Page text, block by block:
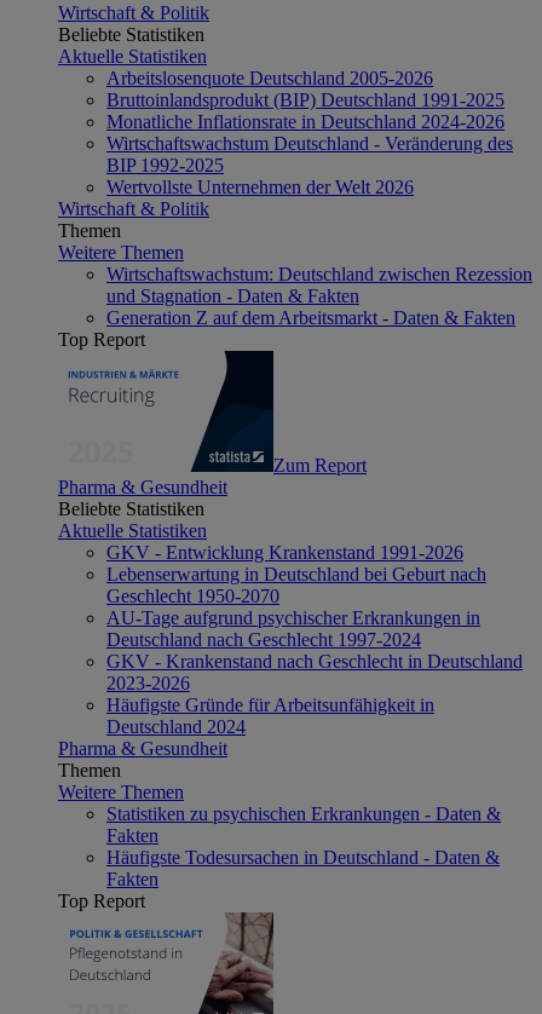
Wirtschaft & Politik
Beliebte Statistiken
Aktuelle Statistiken
Arbeitslosenquote Deutschland 2005-2026
Bruttoinlandsprodukt (BIP) Deutschland 1991-2025
Monatliche Inflationsrate in Deutschland 2024-2026
Wirtschaftswachstum Deutschland - Veränderung des
BIP 1992-2025
Wertvollste Unternehmen der Welt 2026
Wirtschaft & Politik
Themen
Weitere Themen
Wirtschaftswachstum: Deutschland zwischen Rezession
und Stagnation - Daten & Fakten
Generation Z auf dem Arbeitsmarkt - Daten & Fakten
Top Report
Zum Report
Pharma & Gesundheit
Beliebte Statistiken
Aktuelle Statistiken
GKV - Entwicklung Krankenstand 1991-2026
Lebenserwartung in Deutschland bei Geburt nach
Geschlecht 1950-2070
AU-Tage aufgrund psychischer Erkrankungen in
Deutschland nach Geschlecht 1997-2024
GKV - Krankenstand nach Geschlecht in Deutschland
2023-2026
Häufigste Gründe für Arbeitsunfähigkeit in
Deutschland 2024
Pharma & Gesundheit
Themen
Weitere Themen
Statistiken zu psychischen Erkrankungen - Daten &
Fakten
Häufigste Todesursachen in Deutschland - Daten &
Fakten
Top Report